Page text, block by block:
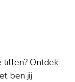
tillen? Ontdek
ben jij